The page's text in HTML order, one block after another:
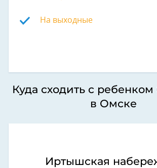
На выходные
Куда сходить с ребенком
в Омске
Иртышская